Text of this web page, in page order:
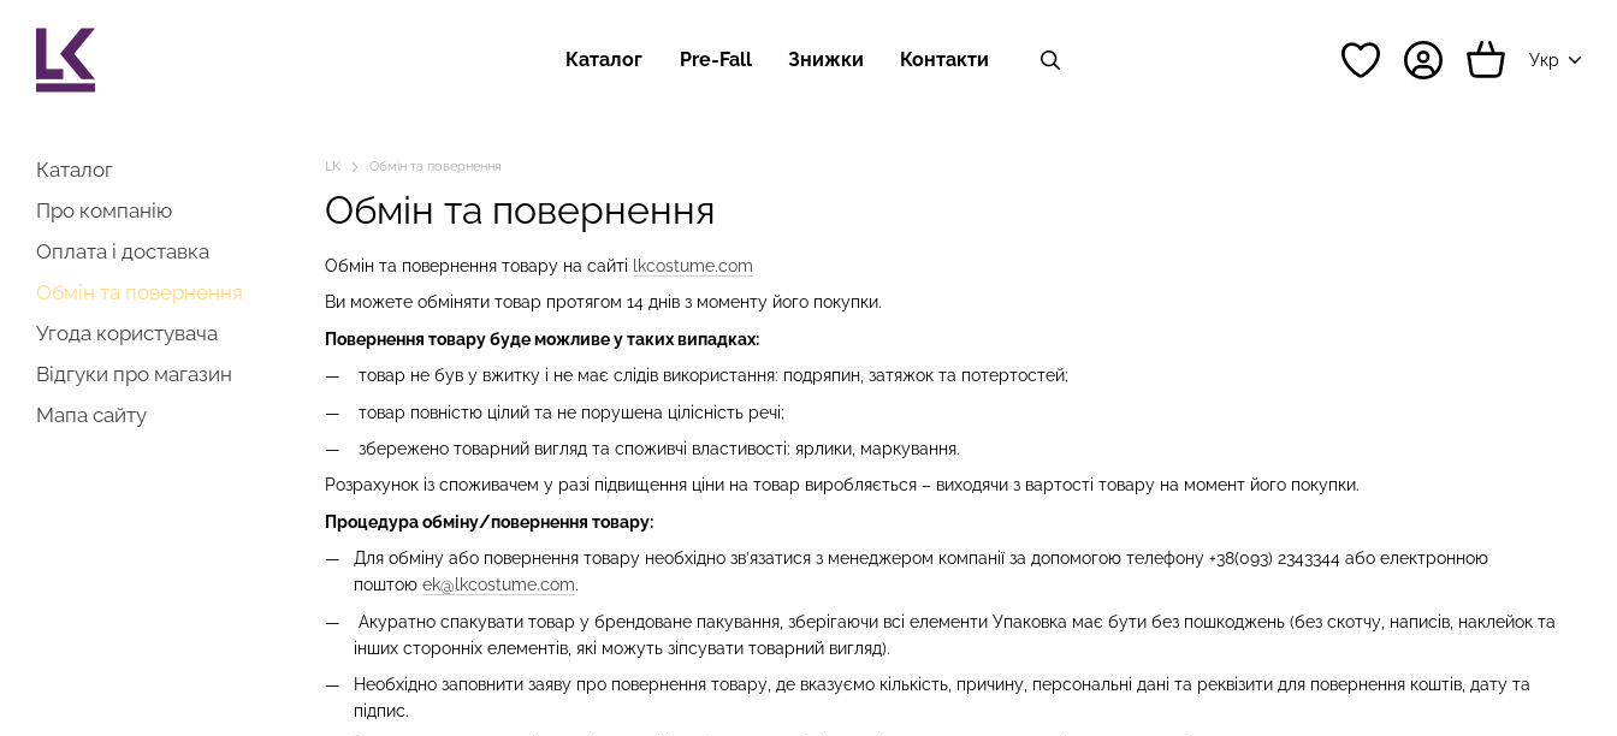
Каталог Pre-Fall Знижки Контакти Укр
LK Обмін та повернення
Обмін та повернення
Обмін та повернення товару на сайті
lkcostume.com
Ви можете обміняти товар протягом 14 днів з моменту його покупки.
Повернення товару буде можливе у таких випадках:
товар не був у вжитку і не має слідів використання: подряпин, затяжок та потертостей;
товар повністю цілий та не порушена цілісність речі;
збережено товарний вигляд та споживчі властивості: ярлики, маркування.
Розрахунок із споживачем у разі підвищення ціни на товар виробляється – виходячи з вартості товару на момент його покупки.
Процедура обміну/повернення товару:
Для обміну або повернення товару необхідно зв’язатися з менеджером компанії за допомогою телефону +38(093) 2343344 або електронною
поштою ek@lkcostume.com.
Акуратно спакувати товар у брендоване пакування, зберігаючи всі елементи Упаковка має бути без пошкоджень (без скотчу, написів, наклейок та
інших сторонніх елементів, які можуть зіпсувати товарний вигляд).
Необхідно заповнити заяву про повернення товару, де вказуємо кількість, причину, персональні дані та реквізити для повернення коштів, дату та
підпис.
Каталог
Про компанію
Оплата і доставка
Обмін та повернення
Угода користувача
Відгуки про магазин
Мапа сайту